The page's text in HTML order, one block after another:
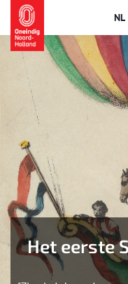
NL
Het eerste